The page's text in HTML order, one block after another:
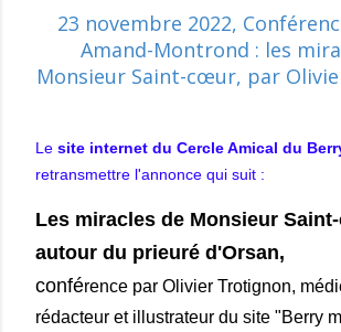
23 novembre 2022,
Amand-Montrond : les
Monsieur Saint-cœur, par
Le site internet du Cercle Amical du
retransmettre l'annonce qui suit :
Les miracles de Monsieur
autour du prieuré d'Orsan,
conférence par Olivier Trotignon,
rédacteur et illustrateur du site "Berry